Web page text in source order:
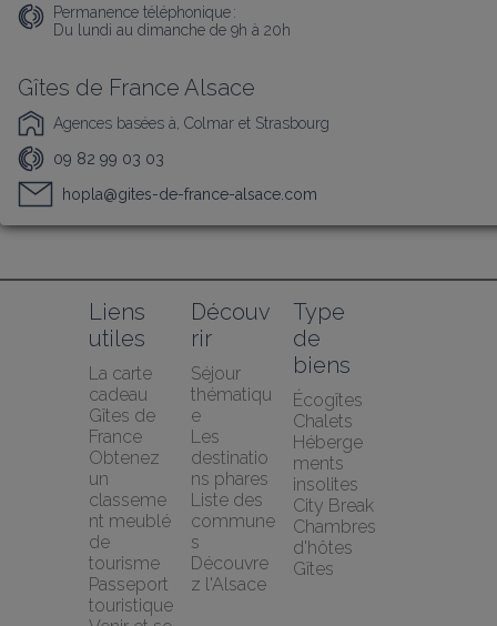
Permanence téléphonique :
Du lundi au dimanche de 9h à 20h
Gîtes de France Alsace
Agences basées à, Colmar et Strasbourg
09 82 99 03 03
hopla@gites-de-france-alsace.com
Liens
utiles
La carte
cadeau
Gîtes de
France
Obtenez
un
classeme
nt meublé
de
tourisme
Passeport
touristique
Découv
rir
Séjour
thématiqu
e
Les
destinatio
ns phares
Liste des
commune
s
Découvre
z l'Alsace
Type
de
biens
Écogîtes
Chalets
Héberge
ments
insolites
City Break
Chambres
d'hôtes
Gîtes